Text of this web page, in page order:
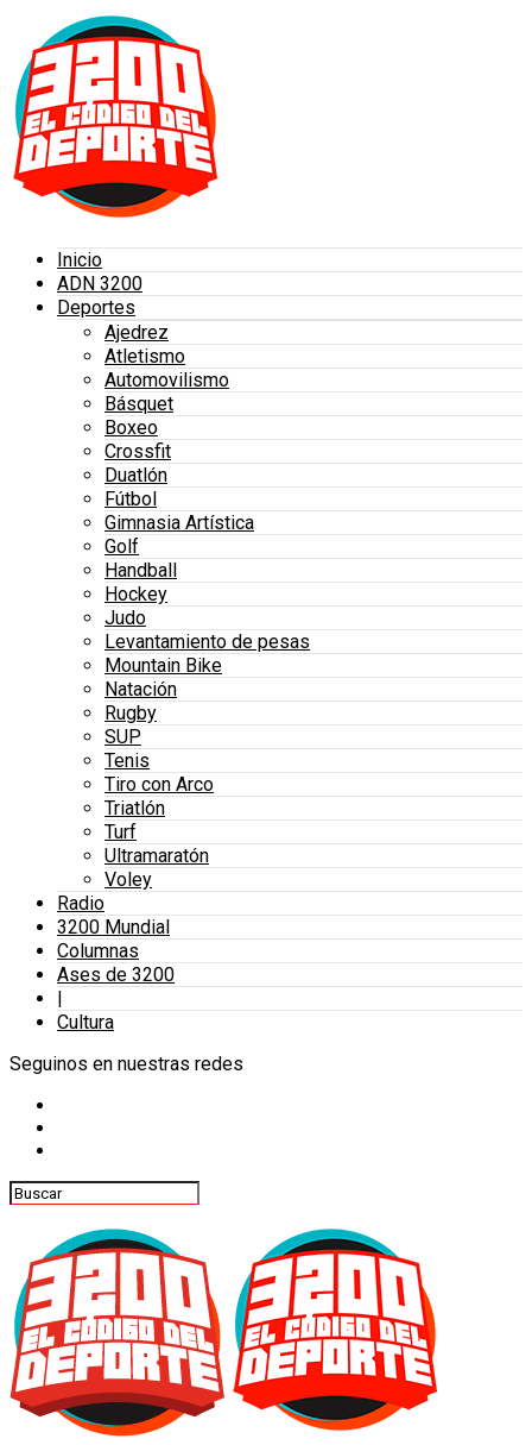
Inicio
ADN 3200
Deportes
Ajedrez
Atletismo
Automovilismo
Básquet
Boxeo
Crossfit
Duatlón
Fútbol
Gimnasia Artística
Golf
Handball
Hockey
Judo
Levantamiento de pesas
Mountain Bike
Natación
Rugby
SUP
Tenis
Tiro con Arco
Triatlón
Turf
Ultramaratón
Voley
Radio
3200 Mundial
Columnas
Ases de 3200
|
Cultura
Seguinos en nuestras redes